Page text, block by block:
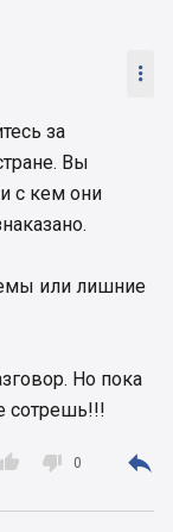

за
Вы
с кем они
или лишние
Но пока
сотрешь!!!
  0 